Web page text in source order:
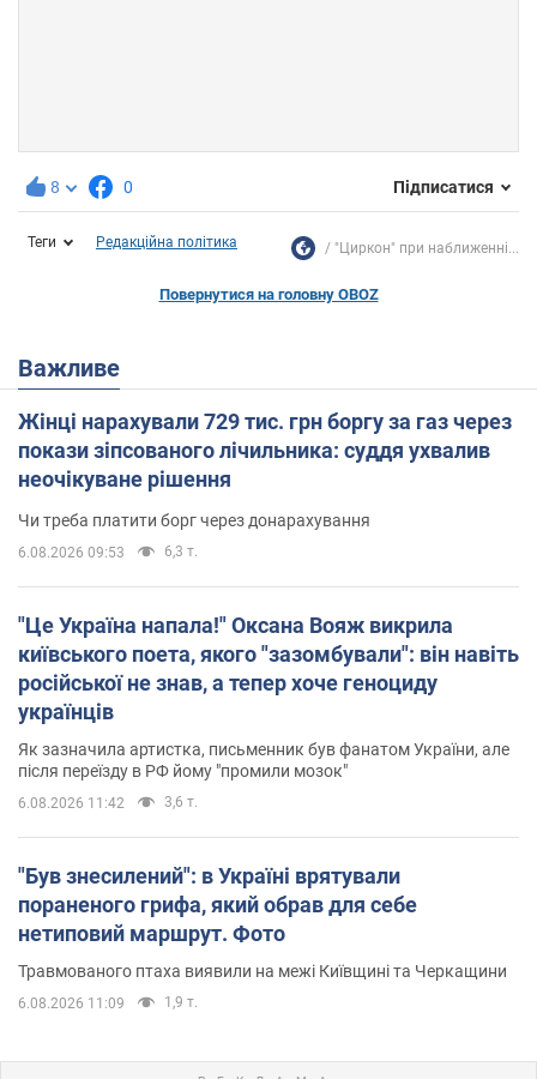
8 0 Підписатися
Теги Редакційна політика "Циркон" при наближенні...
Повернутися на головну OBOZ
Важливе
Жінці нарахували 729 тис. грн боргу за газ через
покази зіпсованого лічильника: суддя ухвалив
неочікуване рішення
Чи треба платити борг через донарахування
6.08.2026 09:53 6,3 т.
"Це Україна напала!" Оксана Вояж викрила
київського поета, якого "зазомбували": він навіть
російської не знав, а тепер хоче геноциду
українців
Як зазначила артистка, письменник був фанатом України, але
після переїзду в РФ йому "промили мозок"
6.08.2026 11:42 3,6 т.
"Був знесилений": в Україні врятували
пораненого грифа, який обрав для себе
нетиповий маршрут. Фото
Травмованого птаха виявили на межі Київщині та Черкащини
6.08.2026 11:09 1,9 т.